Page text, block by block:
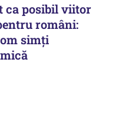
ca posibil viitor
români:
simți